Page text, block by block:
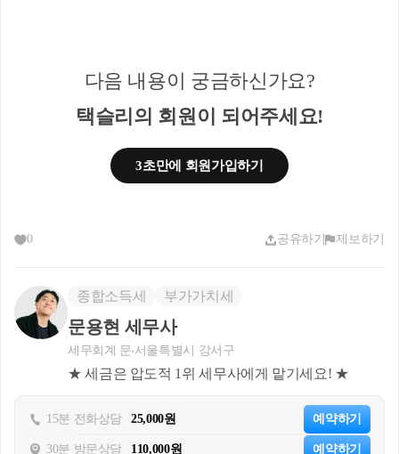
1. 분양권 (입주권) 취득일로부터 3년 이
▶ 주택을 분양권(조합원입주권) 취득일
a. 종전주택을 취득한 날부터 1년 이상 지
b.분양권(조합원입주권)을 취득한 날부
터 3년 이내 종전주택 양도
c. 종전주택은 1세대 1주택 비과세 요건(2
년 보유 및 거주 등)을 충족할 것
을 취득하
는 요건을 적용하지 않는 경우도 있습니다.
다음 내용이 궁금하신가요?
택슬리의 회원이 되어주세요!
3초만에 회원가입하기
0 공유하기 제보하기
종합소득세 부가가치세
문용현 세무사
세무회계 문 서울특별시 강서구
★ 세금은 압도적 1위 세무사에게 맡기세요! ★
15분 전화상담 25,000원 예약하기
30분 방문상담 110,000원 예약하기